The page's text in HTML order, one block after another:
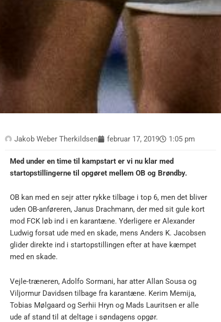
Jakob Weber Therkildsen februar 17, 2019 1:05 pm
Med under en time til kampstart er vi nu klar med
startopstillingerne til opgøret mellem OB og Brøndby.
OB kan med en sejr atter rykke tilbage i top 6, men det bliver
uden OB-anføreren, Janus Drachmann, der med sit gule kort
mod FCK løb ind i en karantæne. Yderligere er Alexander
Ludwig forsat ude med en skade, mens Anders K. Jacobsen
glider direkte ind i startopstillingen efter at have kæmpet
med en skade.
Vejle-træneren, Adolfo Sormani, har atter Allan Sousa og
Viljormur Davidsen tilbage fra karantæne. Kerim Memija,
Tobias Mølgaard og Serhii Hryn og Mads Lauritsen er alle
ude af stand til at deltage i søndagens opgør.